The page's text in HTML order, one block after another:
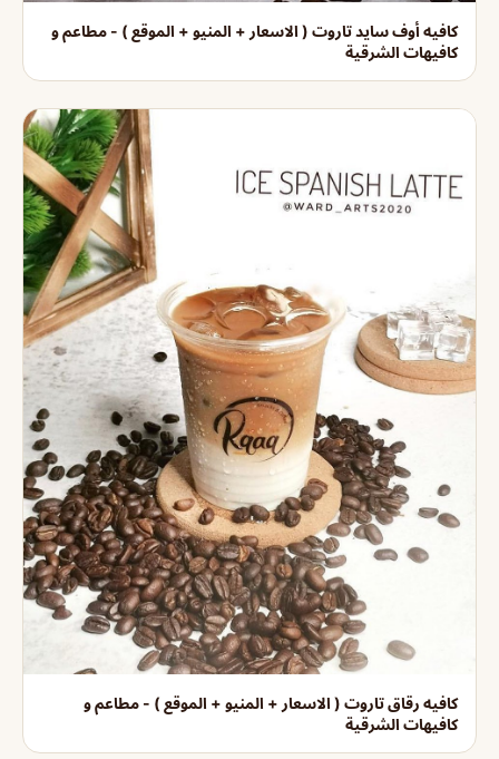
كافيه أوف سايد تاروت ( الاسعار + المنيو + الموقع ) - مطاعم و
كافيهات الشرقية
كافيه رقاق تاروت ( الاسعار + المنيو + الموقع ) - مطاعم و
كافيهات الشرقية